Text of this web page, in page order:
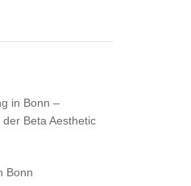
in Bonn –
Beta Aesthetic
Bonn